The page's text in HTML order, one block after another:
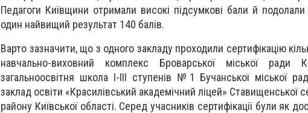
Педагоги Київщини отримали високі підсумкові бали й
один найвищий результат 140 балів.
Варто зазначити, що з одного закладу проходили сертифікацію
навчально-виховний комплекс Броварської міської ради
загальноосвітня школа І-ІІІ ступенів №1 Бучанської міської
заклад освіти «Красилівський академічний ліцей» Ставищенської
району Київської області. Серед учасників сертифікації були як